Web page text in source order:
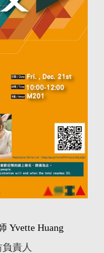
Yvette Huang
責人